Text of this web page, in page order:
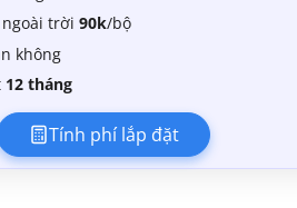
ngoài trời90k/bộ
không
12 tháng
Tính phí lắp đặt